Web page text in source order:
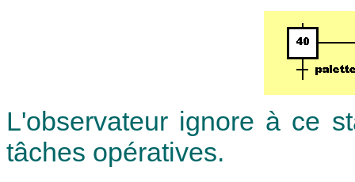
L'observateur ignore à ce
tâches opératives.